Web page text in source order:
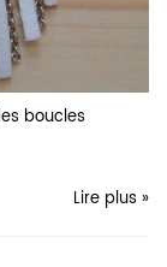
boucles
Lire plus »